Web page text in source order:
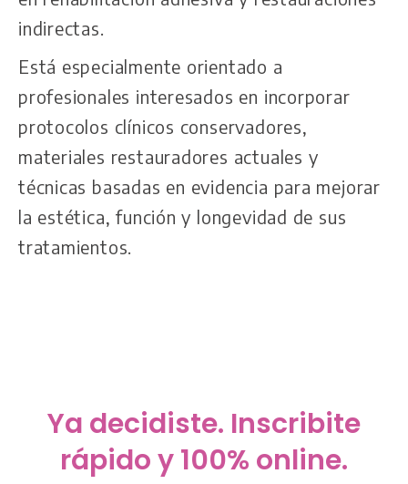
indirectas.
Está especialmente orientado a
profesionales interesados en incorporar
protocolos clínicos conservadores,
materiales restauradores actuales y
técnicas basadas en evidencia para mejorar
la estética, función y longevidad de sus
tratamientos.
Ya decidiste. Inscribite
rápido y 100% online.